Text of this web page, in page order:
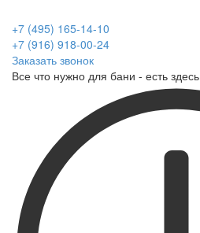
+7 (495) 165-14-10
+7 (916) 918-00-24
Заказать звонок
Все что нужно для бани - есть здесь